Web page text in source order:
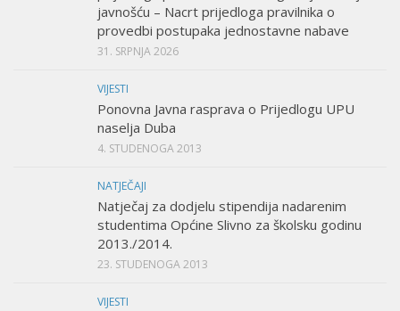
javnošću – Nacrt prijedloga pravilnika o
provedbi postupaka jednostavne nabave
31. SRPNJA 2026
VIJESTI
Ponovna Javna rasprava o Prijedlogu UPU
naselja Duba
4. STUDENOGA 2013
NATJEČAJI
Natječaj za dodjelu stipendija nadarenim
studentima Općine Slivno za školsku godinu
2013./2014.
23. STUDENOGA 2013
VIJESTI